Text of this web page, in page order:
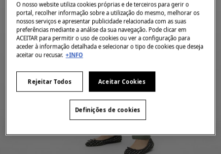
O nosso website utiliza cookies próprias e de terceiros para gerir o
portal, recolher informação sobre a utilização do mesmo, melhorar os
nossos serviços e apresentar publicidade relacionada com as suas
preferências mediante a análise da sua navegação. Pode clicar em
ACEITAR para permitir o uso de cookies ou ver a configuração para
aceder à informação detalhada e selecionar o tipo de cookies que deseja
aceitar ou recusar. +INFO
Rejeitar Todos Aceitar Cookies
Definições de cookies